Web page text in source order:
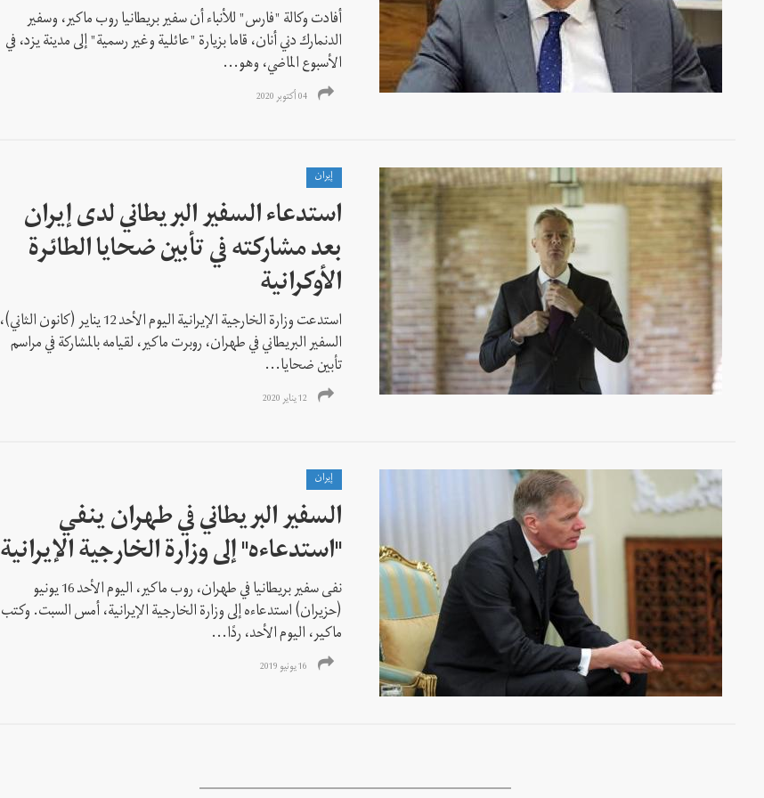
أفادت وكالة "فارس" للأنباء أن سفير بريطانيا روب ماكير، وسفير
الدنمارك دني أنان، قاما بزيارة "عائلية وغير رسمية" إلى مدينة يزد، في
الأسبوع الماضي، وهو...
04 أكتوبر 2020
إيران
استدعاء السفير البريطاني لدى إيران
بعد مشاركته في تأبين ضحايا الطائرة
الأوكرانية
استدعت وزارة الخارجية الإيرانية اليوم الأحد 12 يناير (كانون الثاني)،
السفير البريطاني في طهران، روبرت ماكير، لقيامه بالمشاركة في مراسم
تأبين ضحايا...
12 يناير 2020
إيران
السفير البريطاني في طهران ينفي
"استدعاءه" إلى وزارة الخارجية الإيرانية
نفى سفير بريطانيا في طهران، روب ماكير، اليوم الأحد 16 يونيو
(حزيران) استدعاءه إلى وزارة الخارجية الإيرانية، أمس السبت. وكتب
ماکیر، اليوم الأحد، ردًا...
16 يونيو 2019